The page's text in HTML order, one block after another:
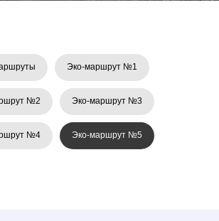
Эко-маршрут №1
№2 Эко-маршрут №3
№4 Эко-маршрут №5